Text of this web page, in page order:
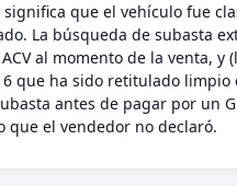
que el vehículo fue
La búsqueda de subasta
al momento de la venta,
que ha sido retitulado
antes de pagar por un
el vendedor no declaró.